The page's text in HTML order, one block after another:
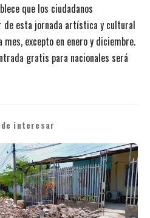
que los ciudadanos
de esta jornada artística y cultural
excepto en enero y diciembre.
gratis para nacionales será
interesar